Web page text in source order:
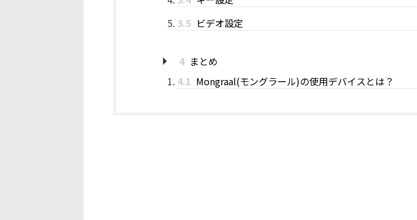
3.5 ビデオ設定
4 まとめ
4.1 Mongraal(モングラール)の使用デバイスとは？